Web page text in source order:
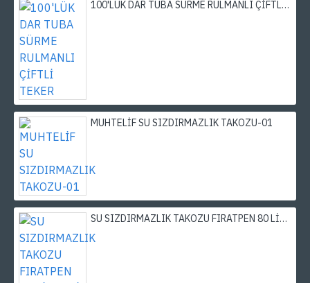
100'LÜK DAR TUBA SÜRME RULMANLI ÇİFTLİ TEKER
MUHTELİF SU SIZDIRMAZLIK TAKOZU-01
SU SIZDIRMAZLIK TAKOZU FIRATPEN 80 LİK SERİ